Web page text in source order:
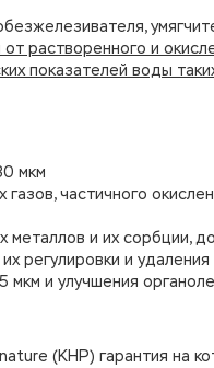
растворенного и
показателей воды
мкм
частичного
металлов и их сорбции,
регулировки и
мкм и улучшения
(КНР) гарантия на